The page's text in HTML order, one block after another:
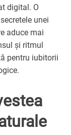
digital. O
unei
aduce mai
și ritmul
pentru iubitorii